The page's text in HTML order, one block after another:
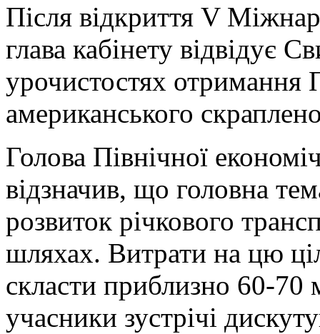
Після відкриття V
глава кабінету відвідує
урочистостях отримання
американського
Голова Північної
відзначив, що головна
розвиток річкового
шляхах. Витрати на цю
скласти приблизно 60-70
учасники зустрічі